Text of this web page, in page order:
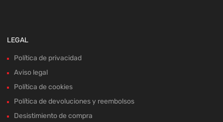
LEGAL
Política de privacidad
Aviso legal
Política de cookies
Política de devoluciones y reembolsos
Desistimiento de compra